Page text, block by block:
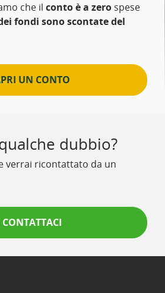
che il conto è a zero spese
fondi sono scontate del
UN CONTO
dubbio?
verrai ricontattato da un
CONTATTACI